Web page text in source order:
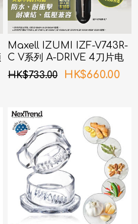
Maxell IZUMI IZF-V743R-
C V系列 A-DRIVE 4刀片电
须刨 (銅色)
HK$733.00 HK$660.00